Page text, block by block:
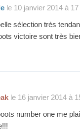
le 10 janvier 2014 à
sélection très
victoire sont très
le 16 janvier 2014 à
number one me